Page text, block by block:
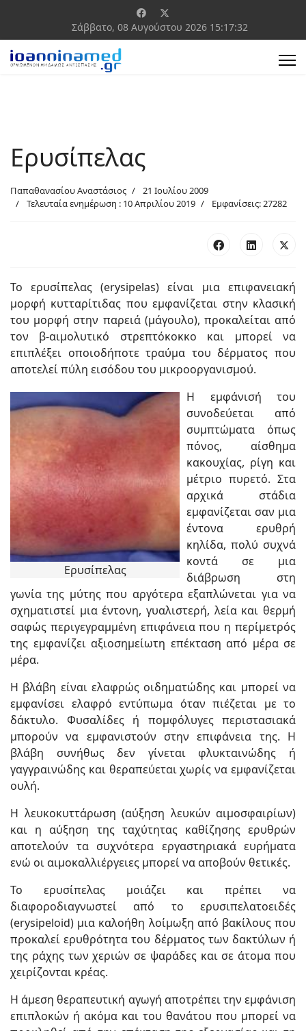
Σάββατο, 08 Αυγούστου 2026 15:17:33
Ερυσίπελας
Παπαθανασίου Αναστάσιος
21 Ιουλίου 2009
Τελευταία ενημέρωση : 10 Απριλίου 2019
Εμφανίσεις: 27282
Το ερυσίπελας (erysipelas) είναι μια επιφανειακή
μορφή κυτταρίτιδας που εμφανίζεται στην κλασική
του μορφή στην παρειά (μάγουλο), προκαλείται από
τον β-αιμολυτικό στρεπτόκοκκο και μπορεί να
επιπλέξει οποιοδήποτε τραύμα του δέρματος που
αποτελεί πύλη εισόδου του μικροοργανισμού.
Ερυσίπελας
Η εμφάνισή του
συνοδεύεται από
συμπτώματα όπως
πόνος, αίσθημα
κακουχίας, ρίγη και
μέτριο πυρετό. Στα
αρχικά στάδια
εμφανίζεται σαν μια
έντονα ερυθρή
κηλίδα, πολύ συχνά
κοντά σε μια
διάβρωση στη
γωνία της μύτης που αργότερα εξαπλώνεται για να
σχηματιστεί μια έντονη, γυαλιστερή, λεία και θερμή
σαφώς περιγεγραμμένη επιφάνεια που η περίμετρός
της εμφανίζει αξιοσημείωτη επέκταση από μέρα σε
μέρα.
Η βλάβη είναι ελαφρώς οιδηματώδης και μπορεί να
εμφανίσει ελαφρό εντύπωμα όταν πιέζεται με το
δάκτυλο. Φυσαλίδες ή πομφόλυγες περιστασιακά
μπορούν να εμφανιστούν στην επιφάνεια της. Η
βλάβη συνήθως δεν γίνεται φλυκταινώδης ή
γαγγραινώδης και θεραπεύεται χωρίς να εμφανίζεται
ουλή.
Η λευκοκυττάρωση (αύξηση λευκών αιμοσφαιρίων)
και η αύξηση της ταχύτητας καθίζησης ερυθρών
αποτελούν τα συχνότερα εργαστηριακά ευρήματα
ενώ οι αιμοκαλλιέργειες μπορεί να αποβούν θετικές.
Το ερυσίπελας μοιάζει και πρέπει να
διαφοροδιαγνωστεί από το ερυσιπελατοειδές
(erysipeloid) μια καλοήθη λοίμωξη από βακίλους που
προκαλεί ερυθρότητα του δέρματος των δακτύλων ή
της ράχης των χεριών σε ψαράδες και σε άτομα που
χειρίζονται κρέας.
Η άμεση θεραπευτική αγωγή αποτρέπει την εμφάνιση
επιπλοκών ή ακόμα και του θανάτου που μπορεί να